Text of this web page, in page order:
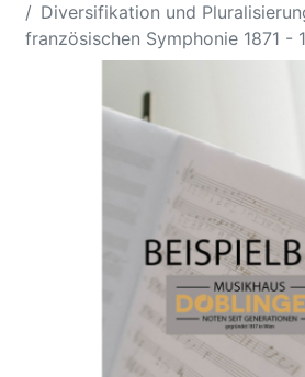
Diversifikation und
französischen Symphonie 1871 -